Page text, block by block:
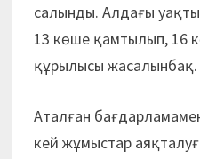
салынды. Алдағы
13 көше қамтылып, 16
құрылысы жасалынбақ.
Аталған
кей жұмыстар